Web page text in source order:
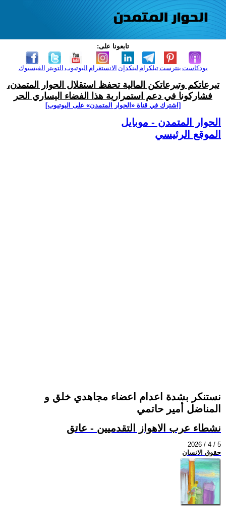
تابعونا على:
الفيسبوك التويتر اليوتيوب الانستغرام لينكدإن تيلكرامبنترست بودكاست
تبرعاتكم وتبرعاتكن المالية تحفظ استقلال الحوار المتمدن،
فشاركونا في دعم استمرارية هذا الفضاء اليساري الحر
[اشترك في قناة ‫«الحوار المتمدن» على اليوتيوب]
الحوار المتمدن - موبايل
الموقع الرئيسي
نستنكر بشدة اعدام اعضاء مجاهدي خلق و
المناضل أمير حاتمي
نشطاء عرب الاهواز التقدميين - عاتق
2026 / 4 / 5
حقوق الانسان